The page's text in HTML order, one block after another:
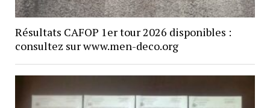
Résultats CAFOP 1er tour 2026 disponibles :
consultez sur www.men-deco.org